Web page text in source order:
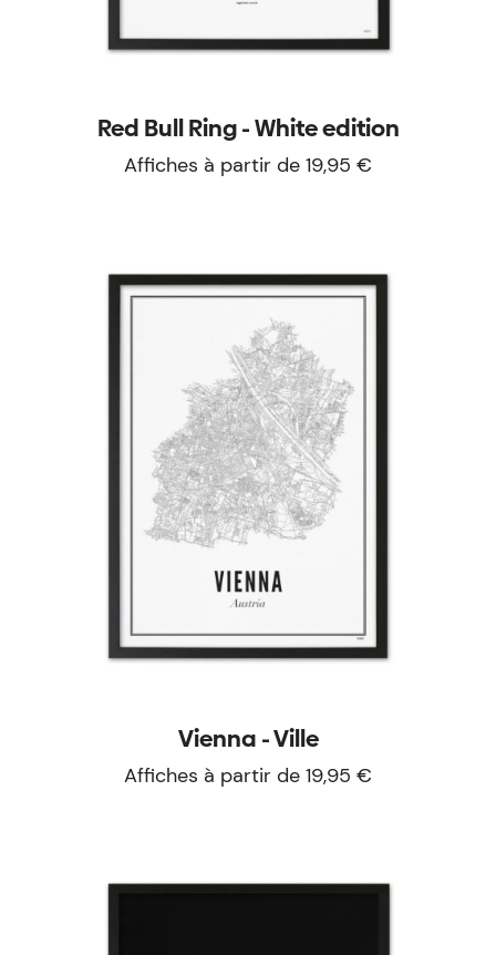
Red Bull Ring - White edition
Affiches à partir de 19,95 €
Vienna - Ville
Affiches à partir de 19,95 €